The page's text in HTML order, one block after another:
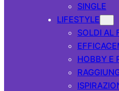
SINGLE
LIFESTYLE
SOLDI AL
HOBBY E